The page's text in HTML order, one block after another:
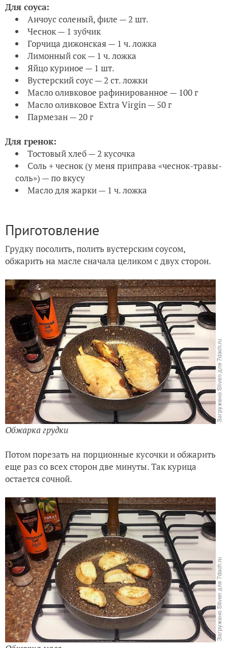
Для соуса:
Анчоус соленый, филе — 2 шт.
Чеснок — 1 зубчик
Горчица дижонская — 1 ч. ложка
Лимонный сок — 1 ч. ложка
Яйцо куриное — 1 шт.
Вустерский соус — 2 ст. ложки
Масло оливковое рафинированное — 100 г
Масло оливковое Extra Virgin — 50 г
Пармезан — 20 г
Для гренок:
Тостовый хлеб — 2 кусочка
Соль + чеснок (у меня приправа «чеснок-травы-
соль») — по вкусу
Масло для жарки — 1 ч. ложка
Приготовление
Грудку посолить, полить вустерским соусом,
обжарить на масле сначала целиком с двух сторон.
Обжарка грудки
Потом порезать на порционные кусочки и обжарить
еще раз со всех сторон две минуты. Так курица
остается сочной.